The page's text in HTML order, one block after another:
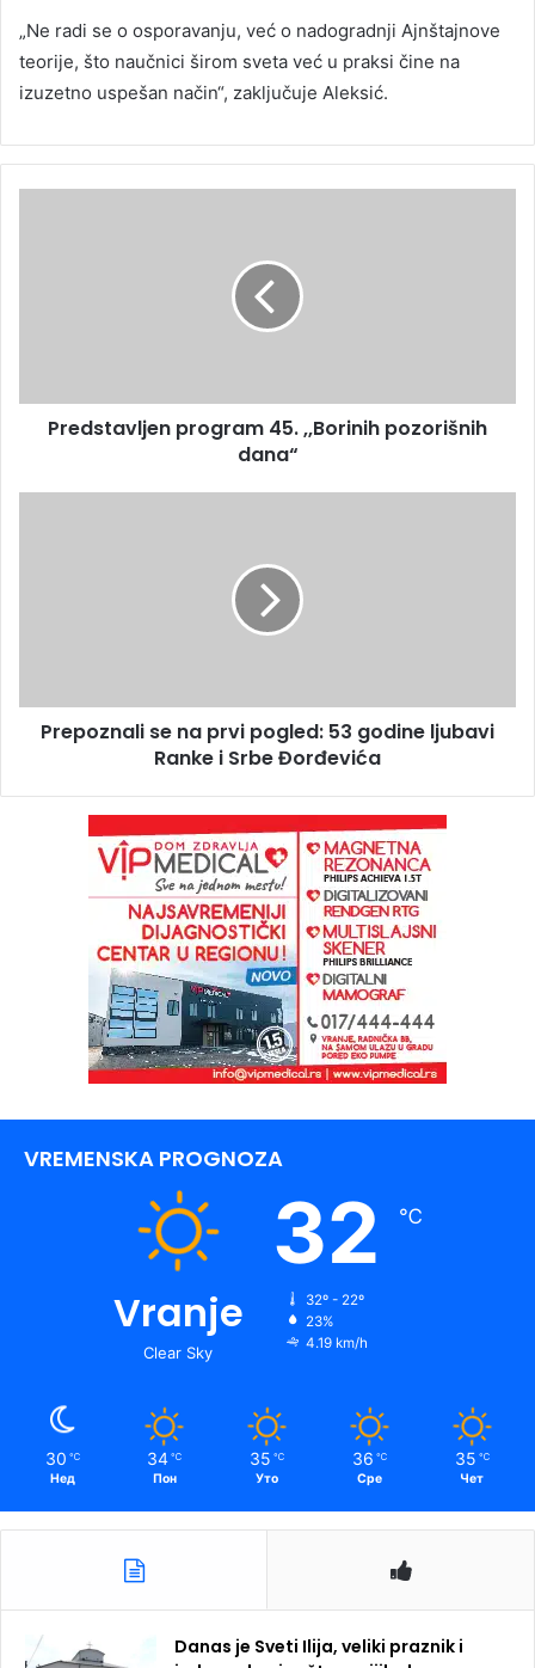
„Ne radi se o osporavanju, već o nadogradnji Ajnštajnove
teorije, što naučnici širom sveta već u praksi čine na
izuzetno uspešan način“, zaključuje Aleksić.
Predstavljen program 45. ,,Borinih pozorišnih
dana“
Prepoznali se na prvi pogled: 53 godine ljubavi
Ranke i Srbe Đorđevića
VREMENSKA PROGNOZA
Vranje
Clear Sky
32 ℃
32º - 22º
23%
4.19 km/h
30 ℃
Нед
34 ℃
Пон
35 ℃
Уто
36 ℃
Сре
35 ℃
Чет
Danas je Sveti Ilija, veliki praznik i